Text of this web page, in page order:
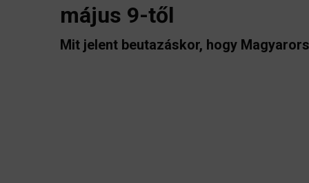
május 9-től
Mit jelent beutazáskor, hogy